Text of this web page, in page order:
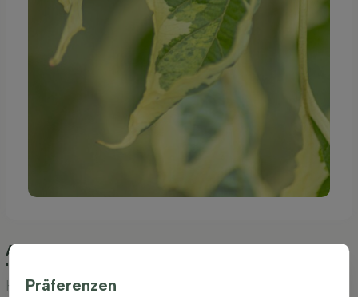
Anpflanzung und Pflege Cornus controversa
'Variegata' Mehrstämmig 200-250
Hartriegel)
Präferenzen